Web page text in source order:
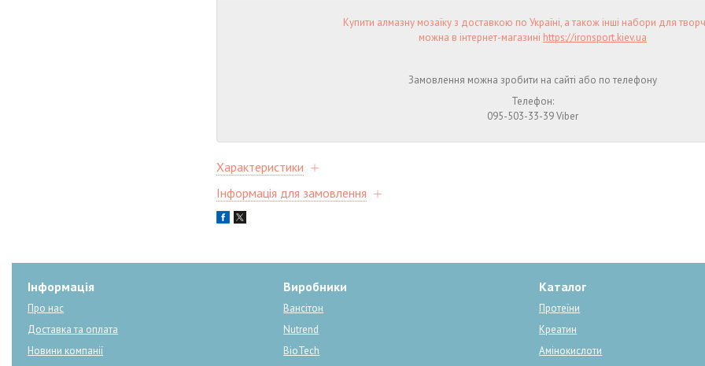
Купити алмазну мозаїку з доставкою по Україні, а також інші набори для
можна в інтернет-магазині https://ironsport.kiev.ua
Замовлення можна зробити на сайті або по телефону
Телефон:
095-503-33-39 Viber
Характеристики
Інформація для замовлення
Інформація
Про нас
Доставка та оплата
Новини компанії
Виробники
Вансітон
Nutrend
BioTech
Каталог
Протеїни
Креатин
Амінокислоти